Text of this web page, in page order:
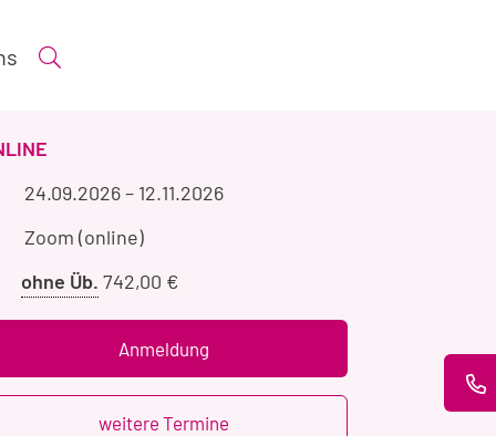
Suche öffnen
Veranstaltungszeitraum
24.09.2026– 12.11.2026
Veranstaltungsort
Zoom (online)
ohne Üb. Preis
Übernachtung
742,00 €
Anmeldung
weitere Termine